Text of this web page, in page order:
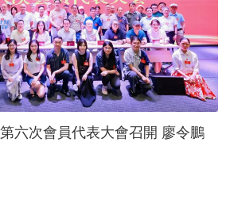
六次會員代表大會召開 廖令鵬